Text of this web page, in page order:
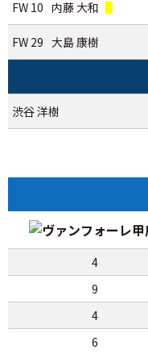
FW 10 内藤 大和
FW 29 大島 康樹
渋谷 洋樹
4
9
4
6